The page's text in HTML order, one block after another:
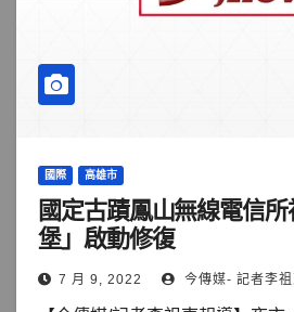
國際 高雄市
國定古蹟鳳山無線電信
堡」啟動修復
7 月 9, 2022 今傳媒- 記者李祖